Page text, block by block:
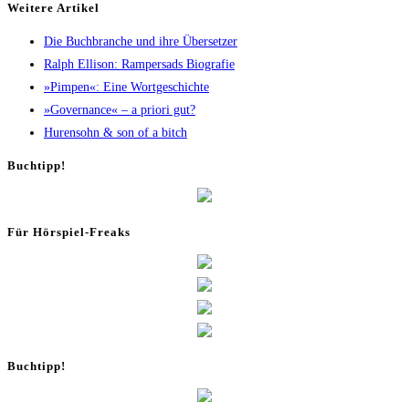
Wei­te­re Artikel
Die Buch­bran­che und ihre Übersetzer
Ralph Elli­son: Ram­pers­ads Biografie
»Pim­pen«: Eine Wortgeschichte
»Gover­nan­ce« – a prio­ri gut?
Huren­sohn & son of a bitch
Buch­tipp!
Für Hör­spiel-Freaks
Buch­tipp!